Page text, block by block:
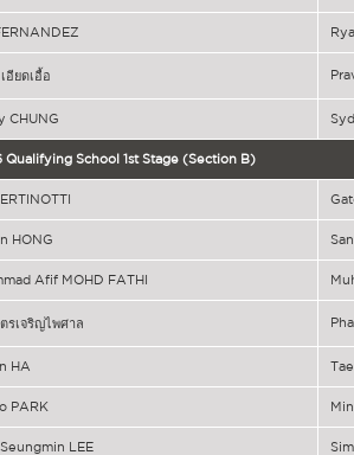
อียดเอื้อ
CHUNG
Qualifying School 1st Stage (Section B)
HONG
Afif MOHD FATHI
รเจริญไพศาล
HA
PARK
LEE